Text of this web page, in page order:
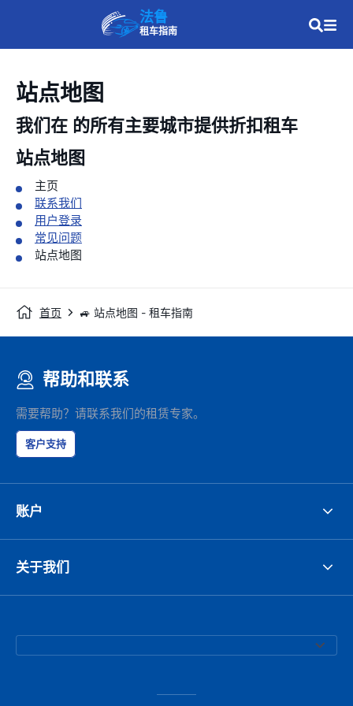
法鲁
租车指南
站点地图
我们在 的所有主要城市提供折扣租车
站点地图
主页
联系我们
用户登录
常见问题
站点地图
首页 🚙 站点地图 - 租车指南
帮助和联系
需要帮助？请联系我们的租赁专家。
客户支持
账户
关于我们